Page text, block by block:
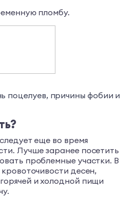
пломбу.
поцелуев, причины фобии и
еще во время
Лучше заранее посетить
проблемные участки. В
десен,
и холодной пищи